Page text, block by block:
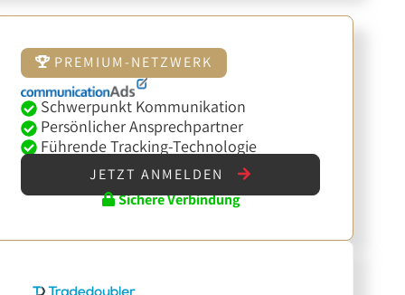
PREMIUM-NETZWERK
Schwerpunkt Kommunikation
Persönlicher Ansprechpartner
Führende Tracking-Technologie
JETZT ANMELDEN
Sichere Verbindung